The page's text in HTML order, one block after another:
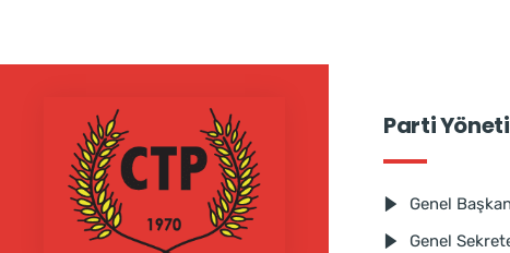
Parti
Genel Başkan
Genel